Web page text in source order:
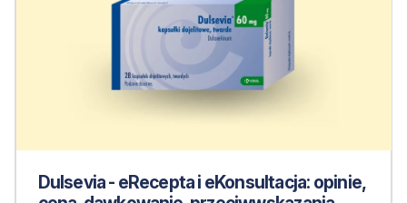
Dulsevia - eRecepta i eKonsultacja: opinie,